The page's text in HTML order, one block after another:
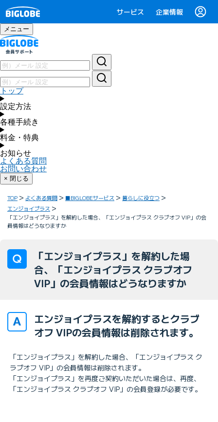
サービス 企業情報
メニュー
トップ
設定方法
各種手続き
料金・特典
お知らせ
よくある質問
お問い合わせ
× 閉じる
TOP よくある質問 ■BIGLOBEサービス
暮らしに役立つ
エンジョイプラス
「エンジョイプラス」を解約した場合、「エンジョイプラス クラブオフ VIP」の会
員情報はどうなりますか
「エンジョイプラス」を解約した場
合、「エンジョイプラス クラブオフ
VIP」の会員情報はどうなりますか
エンジョイプラスを解約するとクラブ
オフ VIPの会員情報は削除されます。
「エンジョイプラス」を解約した場合、「エンジョイプラス ク
ラブオフ VIP」の会員情報は削除されます。
「エンジョイプラス」を再度ご契約いただいた場合は、再度、
「エンジョイプラス クラブオフ VIP」の会員登録が必要です。